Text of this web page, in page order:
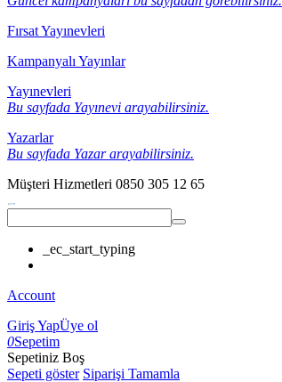
Fırsat Yayınevleri
Kampanyalı Yayınlar
Yayınevleri
Bu sayfada Yayınevi arayabilirsiniz.
Yazarlar
Bu sayfada Yazar arayabilirsiniz.
Müşteri Hizmetleri 0850 305 12 65
_ec_start_typing
Account
Giriş YapÜye ol
0Sepetim
Sepetiniz Boş
Sepeti göster Siparişi Tamamla